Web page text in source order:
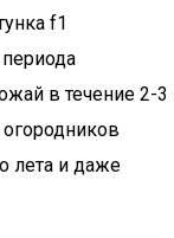
f1
в течение 2-3
лета и даже